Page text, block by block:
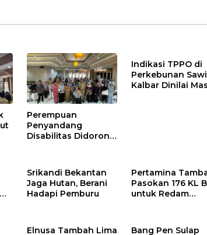
Perempuan
Penyandang
Disabilitas Didorong
Indikasi TPPO di
Perkebunan
Kalbar Dinilai
Srikandi Bekantan
Jaga Hutan, Berani
Hadapi Pemburu
Pertamina
Pasokan 176 KL
untuk Redam
Elnusa Tambah Lima Bang Pen Sulap